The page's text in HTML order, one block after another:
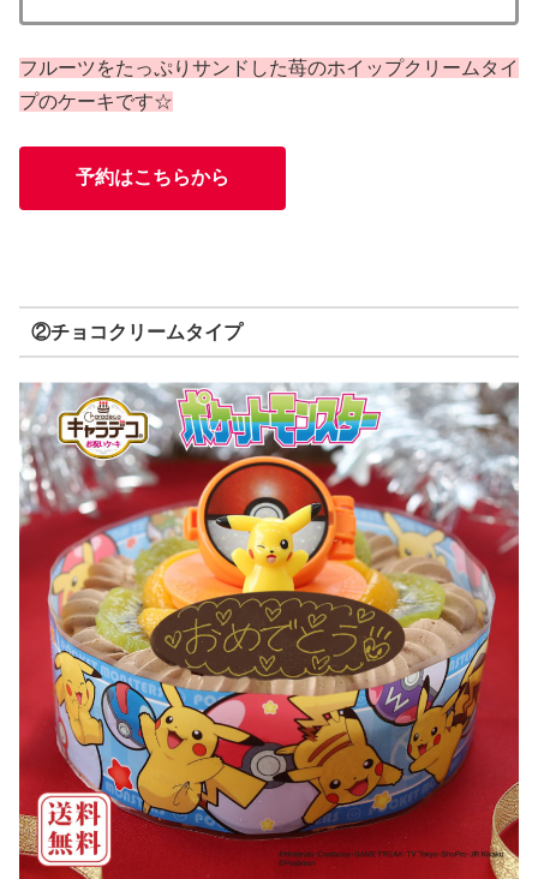
フルーツをたっぷりサンドした苺のホイップクリームタイ
プのケーキです☆
予約はこちらから
②チョコクリームタイプ